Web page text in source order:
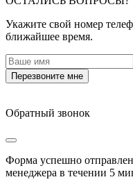
Укажите свой номер
ближайшее время.
Перезвоните мне
Обратный звонок
Форма успешно
менеджера в течении 5